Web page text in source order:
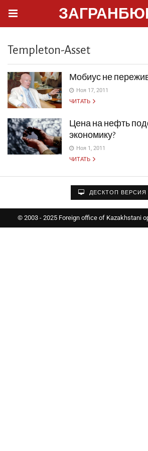
Templeton-Asset
Мобиус не
Ноя 17, 2011
ЧИТАТЬ
Цена на нефть
экономику?
Ноя 1, 2011
ЧИТАТЬ
ДЕСКТОП ВЕРСИЯ
© 2003 - 2025 Foreign office of Kazakhstani